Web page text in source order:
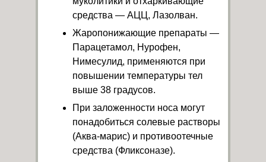
средства — АЦЦ, Лазолван.
Жаропонижающие препараты —
Парацетамол, Нурофен,
Нимесулид, применяются при
повышении температуры тел
выше 38 градусов.
При заложенности носа могут
понадобиться солевые растворы
(Аква-марис) и противоотечные
средства (Фликсоназе).